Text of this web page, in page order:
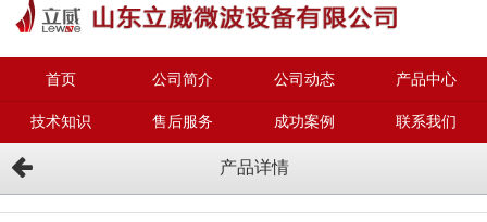
首页 公司简介 公司动态 产品中心
技术知识 售后服务 成功案例 联系我们
产品详情